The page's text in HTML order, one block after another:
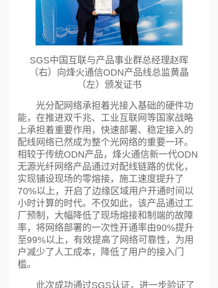
SGS中国互联与产品事业群总经理赵晖
（右）向烽火通信ODN产品线总监黄晶
（左）颁发证书
光分配网络承担着光接入基础的硬件功
能，在推进双千兆、工业互联网等国家战略
上承担着重要作用，快速部署、稳定接入的
配线网络已然成为整个光网络的重要一环。
相较于传统ODN产品，烽火通信新一代ODN
无源光纤网络产品通过对配线链路的优化，
实现铺设现场的零熔接，施工速度提升了
70%以上，开启了边缘区域用户开通时间以
小时计算的时代。不仅如此，该产品通过工
厂预制，大幅降低了现场熔接和制端的故障
率，将网络部署的一次性开通率由90%提升
至99%以上，有效提高了网络可靠性，为用
户减少了人工成本，降低了用户的接入门
槛。
此次成功通过SGS认证，进一步验证了